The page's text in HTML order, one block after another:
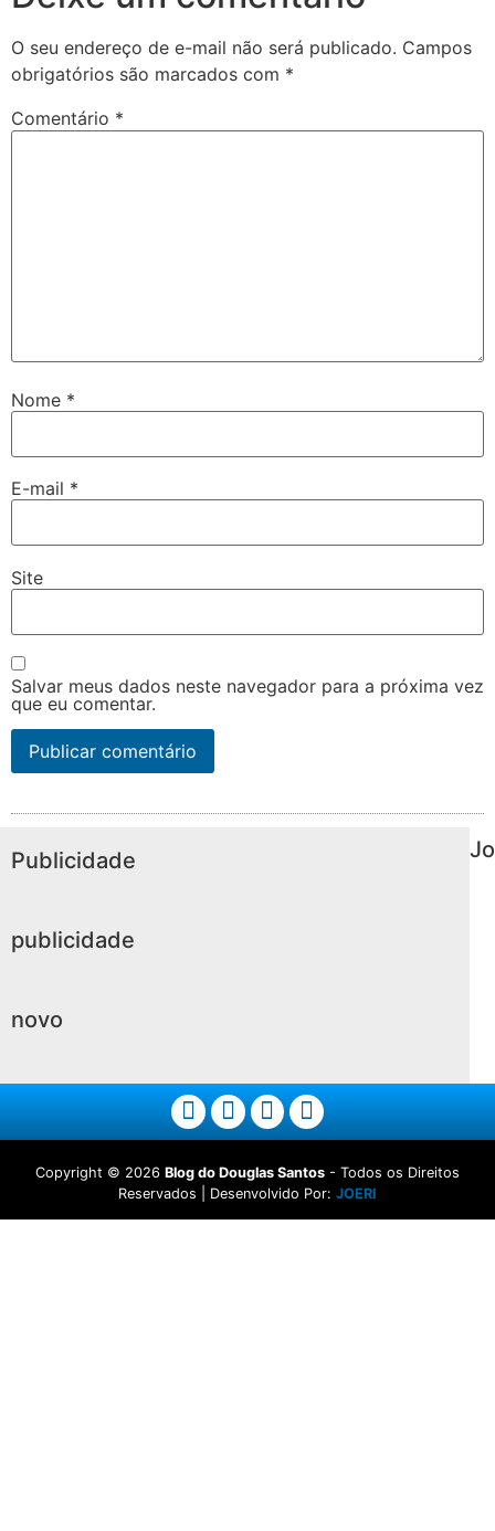
O seu endereço de e-mail não será publicado. Campos
obrigatórios são marcados com *
Comentário *
Nome *
E-mail *
Site
Salvar meus dados neste navegador para a próxima vez
que eu comentar.
Publicidade
publicidade
novo
Jo
Copyright © 2026 Blog do Douglas Santos - Todos os Direitos
Reservados | Desenvolvido Por: JOERI